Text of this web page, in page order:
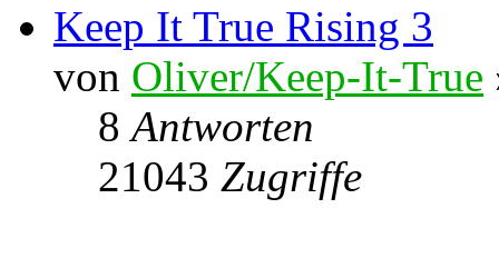
Keep It True Rising 3
von Oliver/Keep-It-True
8Antworten
21043 Zugriffe